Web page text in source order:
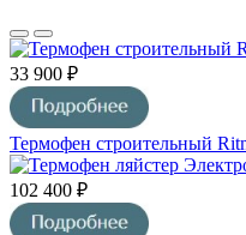
33 900 ₽
Термофен строительный
102 400 ₽